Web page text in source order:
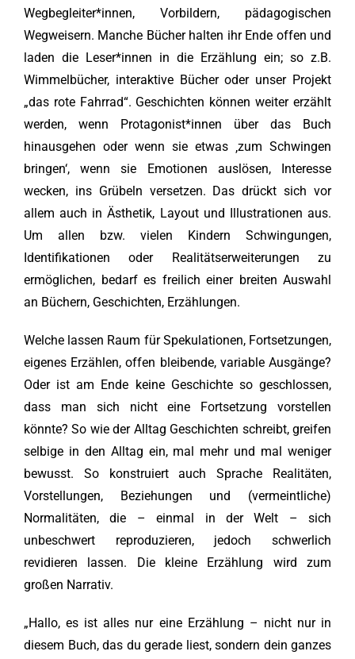
Wegbegleiter*innen, Vorbildern, pädagogischen
Wegweisern. Manche Bücher halten ihr Ende offen und
laden die Leser*innen in die Erzählung ein; so z.B.
Wimmelbücher, interaktive Bücher oder unser Projekt
„das rote Fahrrad“. Geschichten können weiter erzählt
werden, wenn Protagonist*innen über das Buch
hinausgehen oder wenn sie etwas ‚zum Schwingen
bringen‘, wenn sie Emotionen auslösen, Interesse
wecken, ins Grübeln versetzen. Das drückt sich vor
allem auch in Ästhetik, Layout und Illustrationen aus.
Um allen bzw. vielen Kindern Schwingungen,
Identifikationen oder Realitätserweiterungen zu
ermöglichen, bedarf es freilich einer breiten Auswahl
an Büchern, Geschichten, Erzählungen.
Welche lassen Raum für Spekulationen, Fortsetzungen,
eigenes Erzählen, offen bleibende, variable Ausgänge?
Oder ist am Ende keine Geschichte so geschlossen,
dass man sich nicht eine Fortsetzung vorstellen
könnte? So wie der Alltag Geschichten schreibt, greifen
selbige in den Alltag ein, mal mehr und mal weniger
bewusst. So konstruiert auch Sprache Realitäten,
Vorstellungen, Beziehungen und (vermeintliche)
Normalitäten, die – einmal in der Welt – sich
unbeschwert reproduzieren, jedoch schwerlich
revidieren lassen. Die kleine Erzählung wird zum
großen Narrativ.
„Hallo, es ist alles nur eine Erzählung – nicht nur in
diesem Buch, das du gerade liest, sondern dein ganzes